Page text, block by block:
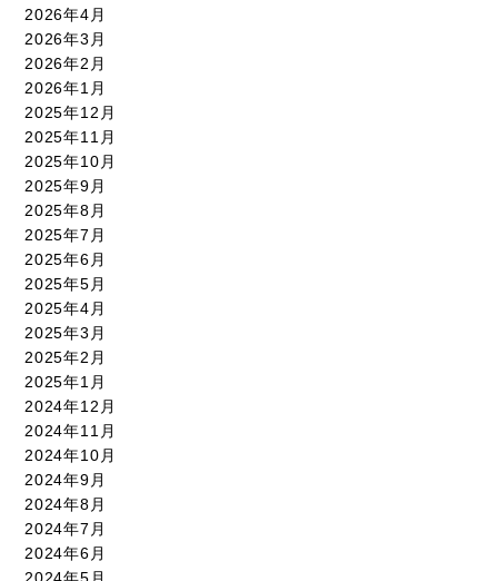
2026年4月
2026年3月
2026年2月
2026年1月
2025年12月
2025年11月
2025年10月
2025年9月
2025年8月
2025年7月
2025年6月
2025年5月
2025年4月
2025年3月
2025年2月
2025年1月
2024年12月
2024年11月
2024年10月
2024年9月
2024年8月
2024年7月
2024年6月